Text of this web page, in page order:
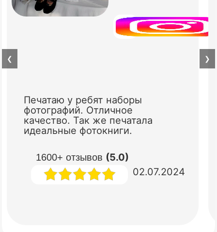
1600+ отзывов (5.0)
Печатаю у ребят наборы
фотографий. Отличное
качество. Так же печатала
идеальные фотокниги.
02.07.2024
❮ ❯